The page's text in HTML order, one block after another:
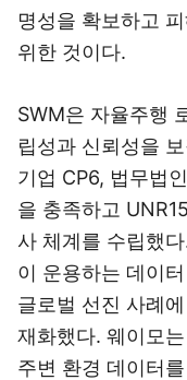
명성을 확보하고
위한 것이다.
SWM은 자율주행
립성과 신뢰성을
기업 CP6, 법무법
을 충족하고
사 체계를 수립했
이 운용하는 데이
글로벌 선진 사례
재화했다. 웨이모
주변 환경 데이터